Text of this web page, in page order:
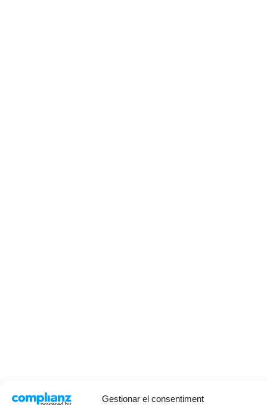
Gestionar el consentiment